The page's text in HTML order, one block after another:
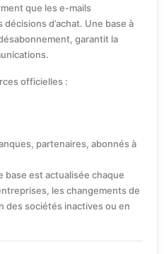
que les e-mails
d’achat. Une base à
garantit la
officielles :
partenaires, abonnés à
base est actualisée chaque
les changements de
des sociétés inactives ou en